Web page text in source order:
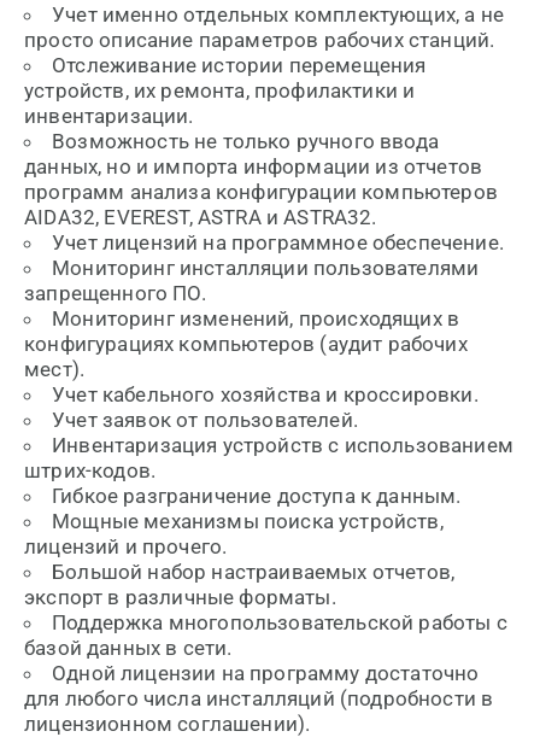
Учет именно отдельных комплектующих, а не
просто описание параметров рабочих станций.
Отслеживание истории перемещения
устройств, их ремонта, профилактики и
инвентаризации.
Возможность не только ручного ввода
данных, но и импорта информации из отчетов
программ анализа конфигурации компьютеров
AIDA32, EVEREST, ASTRA и ASTRA32.
Учет лицензий на программное обеспечение.
Мониторинг инсталляции пользователями
запрещенного ПО.
Мониторинг изменений, происходящих в
конфигурациях компьютеров (аудит рабочих
мест).
Учет кабельного хозяйства и кроссировки.
Учет заявок от пользователей.
Инвентаризация устройств с использованием
штрих-кодов.
Гибкое разграничение доступа к данным.
Мощные механизмы поиска устройств,
лицензий и прочего.
Большой набор настраиваемых отчетов,
экспорт в различные форматы.
Поддержка многопользовательской работы с
базой данных в сети.
Одной лицензии на программу достаточно
для любого числа инсталляций (подробности в
лицензионном соглашении).